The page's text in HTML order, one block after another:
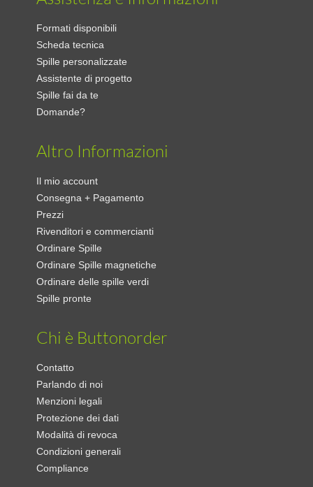
Formati disponibili
Scheda tecnica
Spille personalizzate
Assistente di progetto
Spille fai da te
Domande?
Altro Informazioni
Il mio account
Consegna + Pagamento
Prezzi
Rivenditori e commercianti
Ordinare Spille
Ordinare Spille magnetiche
Ordinare delle spille verdi
Spille pronte
Chi è Buttonorder
Contatto
Parlando di noi
Menzioni legali
Protezione dei dati
Modalità di revoca
Condizioni generali
Compliance